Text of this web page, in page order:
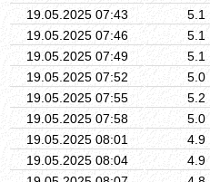
19.05.2025 07:43
5.1
19.05.2025 07:46
5.1
19.05.2025 07:49
5.1
19.05.2025 07:52
5.0
19.05.2025 07:55
5.2
19.05.2025 07:58
5.0
19.05.2025 08:01
4.9
19.05.2025 08:04
4.9